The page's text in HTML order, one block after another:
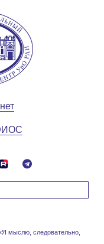
мыслю, следовательно,